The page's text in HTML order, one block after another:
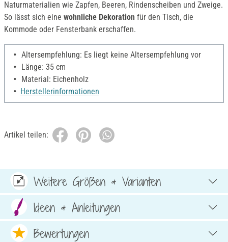
Naturmaterialien wie Zapfen, Beeren, Rindenscheiben und Zweige.
So lässt sich eine wohnliche Dekoration für den Tisch, die
Kommode oder Fensterbank erschaffen.
Altersempfehlung: Es liegt keine Altersempfehlung vor
Länge: 35 cm
Material: Eichenholz
Herstellerinformationen
Artikel teilen:
Weitere Größen & Varianten
Ideen & Anleitungen
Bewertungen